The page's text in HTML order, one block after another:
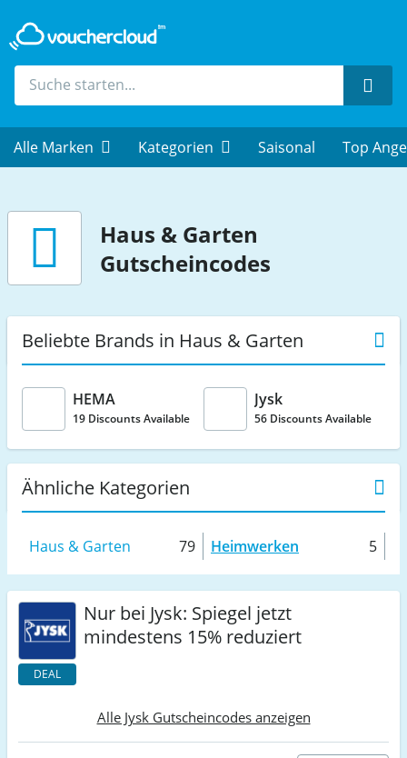
Alle Marken Kategorien Saisonal Top
Haus & Garten
Gutscheincodes
Beliebte Brands in Haus & Garten
HEMA
19 Discounts Available
Jysk
56 Discounts Available
Ähnliche Kategorien
Haus & Garten 79 Heimwerken 5
DEAL
Nur bei Jysk: Spiegel jetzt
mindestens 15% reduziert
Alle Jysk Gutscheincodes anzeigen